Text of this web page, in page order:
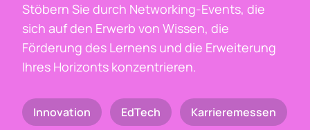
Stöbern Sie durch Networking-Events, die
sich auf den Erwerb von Wissen, die
Förderung des Lernens und die Erweiterung
Ihres Horizonts konzentrieren.
Innovation EdTech Karrieremessen